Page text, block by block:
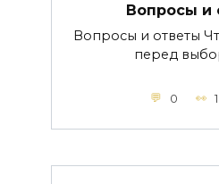
Вопросы и
Вопросы и ответы
перед
0